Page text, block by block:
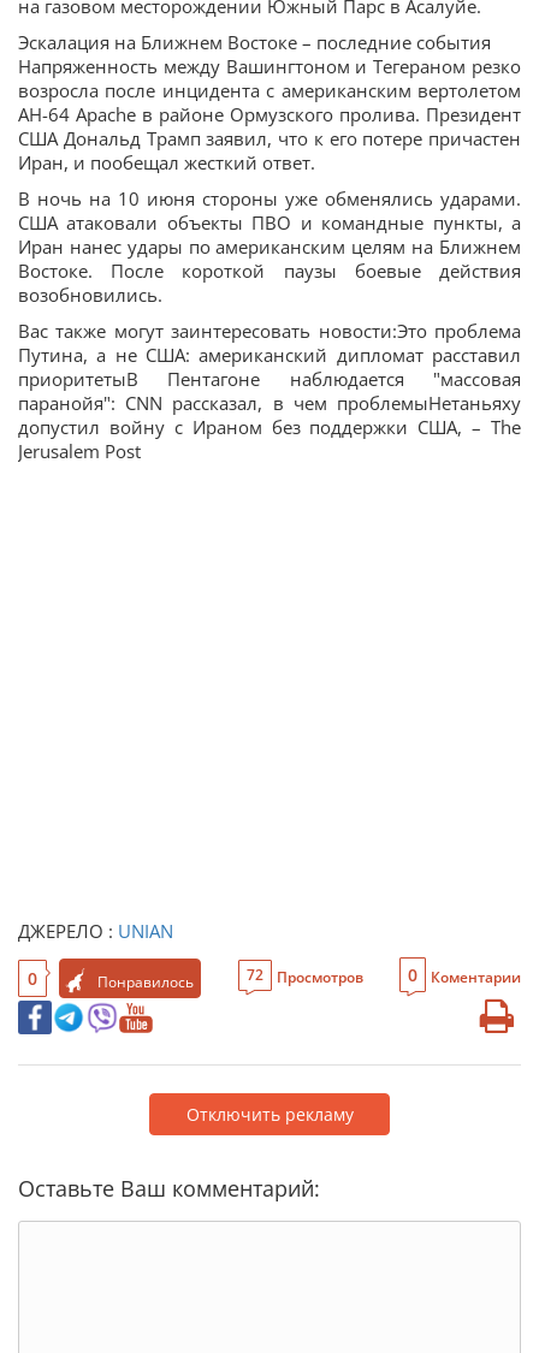
на газовом месторождении Южный Парс в Асалуйе.
Эскалация на Ближнем Востоке – последние события
Напряженность между Вашингтоном и Тегераном резко
возросла после инцидента с американским вертолетом
AH-64 Apache в районе Ормузского пролива. Президент
США Дональд Трамп заявил, что к его потере причастен
Иран, и пообещал жесткий ответ.
В ночь на 10 июня стороны уже обменялись ударами.
США атаковали объекты ПВО и командные пункты, а
Иран нанес удары по американским целям на Ближнем
Востоке. После короткой паузы боевые действия
возобновились.
Вас также могут заинтересовать новости:Это проблема
Путина, а не США: американский дипломат расставил
приоритетыВ Пентагоне наблюдается "массовая
паранойя": CNN рассказал, в чем проблемыНетаньяху
допустил войну с Ираном без поддержки США, – The
Jerusalem Post
ДЖЕРЕЛО : UNIAN
0 Понравилось 72 Просмотров 0 Коментарии
Отключить рекламу
Оставьте Ваш комментарий: